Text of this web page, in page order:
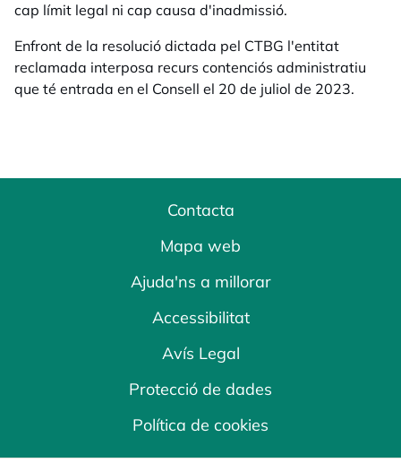
cap límit legal ni cap causa d'inadmissió.
Enfront de la resolució dictada pel CTBG l'entitat
reclamada interposa recurs contenciós administratiu
que té entrada en el Consell el 20 de juliol de 2023.
Contacta
Mapa web
Ajuda'ns a millorar
Accessibilitat
Avís Legal
Protecció de dades
Política de cookies